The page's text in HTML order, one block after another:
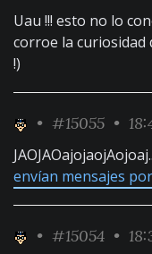
Uau !!! esto no lo
corroe la curiosidad
!)
• #15055 •
envían mensajes
• #15054 •